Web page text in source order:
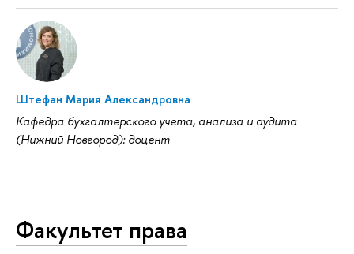
Штефан Мария Александровна
Кафедра бухгалтерского учета, анализа и аудита
(Нижний Новгород): доцент
Факультет права